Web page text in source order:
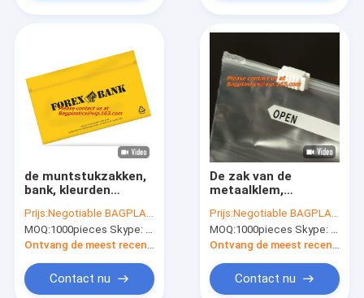
de muntstukzakken,
bank, kleurden
ritssluitingszak van
de embleemschuif,
grote
voor verpakking,
stora van het Plastic
Prijs:Negotiable BAGPLASTICS@YAHOO.COM
MOQ:1000pieces Skype: mydearneil
Ontvang de meest recente Prijs
Contact nu
De zak van de
metaalklem,
Schuifslot,
Schuifgreep,
Schuifpit,
schuif, Banqueting
rolt Lijstdekking
Prijs:Negotiable BAGPLASTICS@YAHOO.COM
MOQ:1000pieces Skype: mydearneil
Ontvang de meest recente Prijs
Contact nu